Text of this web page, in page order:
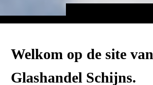
Welkom op de site van
Glashandel Schijns.